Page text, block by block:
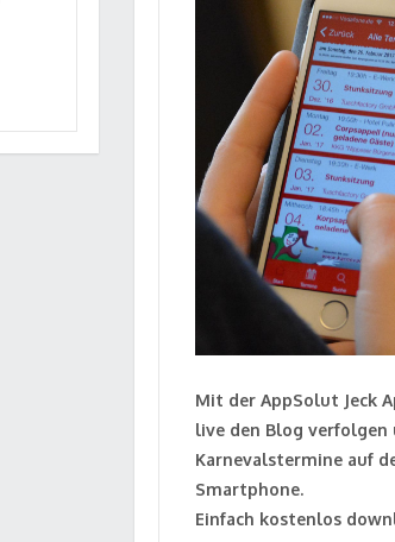
Mit der AppSolut Jeck
live den Blog verfolgen
Karnevalstermine auf
Smartphone.
Einfach kostenlos